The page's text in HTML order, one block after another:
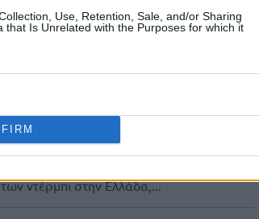
Use, Retention, Sale, and/or Sharing
that Is Unrelated with the Purposes for which it
Κάνααν: “Τα
‘Ολυμπιακός-
για την
Παρτιζάν”
OCT/24 10:04
Αστέρα, Αϊζέια Κάνααν,
ντέρμπι στην Ελλάδα,...